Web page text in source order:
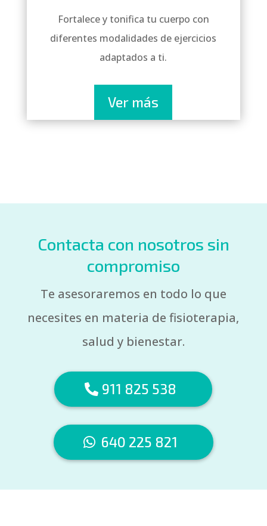
Fortalece y tonifica tu cuerpo con
diferentes modalidades de ejercicios
adaptados a ti.
Ver más
Contacta con nosotros sin
compromiso
Te asesoraremos en todo lo que
necesites en materia de fisioterapia,
salud y bienestar.
911 825 538
640 225 821